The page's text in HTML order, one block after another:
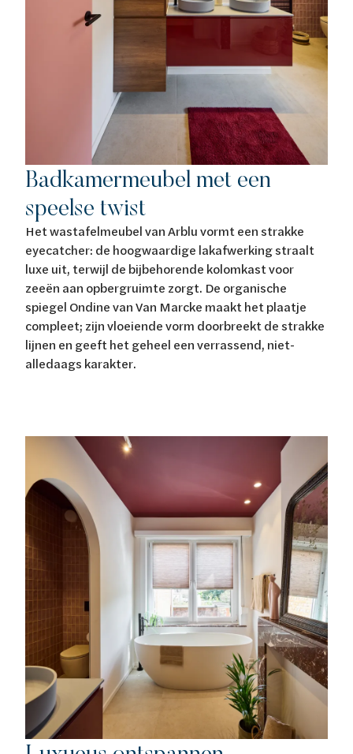
Badkamermeubel met een
speelse twist
Het wastafelmeubel van Arblu vormt een strakke
eyecatcher: de hoogwaardige lakafwerking straalt
luxe uit, terwijl de bijbehorende kolomkast voor
zeeën aan opbergruimte zorgt. De organische
spiegel Ondine van Van Marcke maakt het plaatje
compleet; zijn vloeiende vorm doorbreekt de strakke
lijnen en geeft het geheel een verrassend, niet-
alledaags karakter.